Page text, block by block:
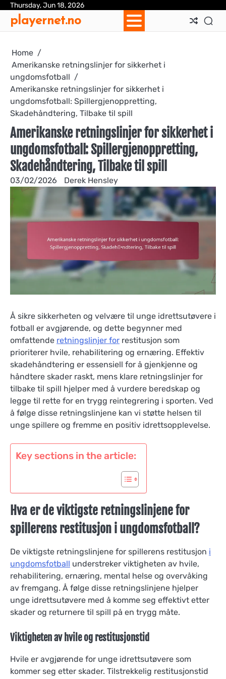
Skip
content
Thursday, Jun 18, 2026
playernet.no
Home
Amerikanske retningslinjer for sikkerhet i
ungdomsfotball
Amerikanske retningslinjer for sikkerhet i
ungdomsfotball: Spillergjenoppretting,
Skadehåndtering, Tilbake til spill
Amerikanske retningslinjer for sikkerhet i
ungdomsfotball: Spillergjenoppretting,
Skadehåndtering, Tilbake til spill
03/02/2026 Derek Hensley
Å sikre sikkerheten og velvære til unge idrettsutøvere i
fotball er avgjørende, og dette begynner med
omfattende retningslinjer for restitusjon som
prioriterer hvile, rehabilitering og ernæring. Effektiv
skadehåndtering er essensiell for å gjenkjenne og
håndtere skader raskt, mens klare retningslinjer for
tilbake til spill hjelper med å vurdere beredskap og
legge til rette for en trygg reintegrering i sporten. Ved
å følge disse retningslinjene kan vi støtte helsen til
unge spillere og fremme en positiv idrettsopplevelse.
Key sections in the article:
Hva er de viktigste retningslinjene for
spillerens restitusjon i ungdomsfotball?
De viktigste retningslinjene for spillerens restitusjon i
ungdomsfotball understreker viktigheten av hvile,
rehabilitering, ernæring, mental helse og overvåking
av fremgang. Å følge disse retningslinjene hjelper
unge idrettsutøvere med å komme seg effektivt etter
skader og returnere til spill på en trygg måte.
Viktigheten av hvile og restitusjonstid
Hvile er avgjørende for unge idrettsutøvere som
kommer seg etter skader. Tilstrekkelig restitusjonstid